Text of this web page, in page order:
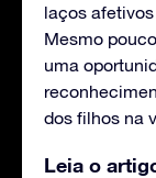
laços
Mesmo
uma
dos filhos na
Leia o